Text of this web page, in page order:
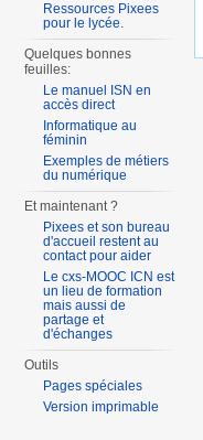
Ressources Pixees
pour le lycée.
Quelques bonnes
feuilles:
Le manuel ISN en
accès direct
Informatique au
féminin
Exemples de métiers
du numérique
Et maintenant ?
Pixees et son bureau
d'accueil restent au
contact pour aider
Le cxs-MOOC ICN est
un lieu de formation
mais aussi de
partage et
d'échanges
Outils
Pages spéciales
Version imprimable